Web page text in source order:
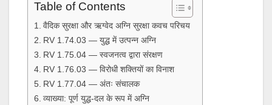
Table of Contents
वैदिक सुरक्षा और ऋग्वेद अग्नि सुरक्षा कवच परिचय
RV 1.74.03 — युद्ध में उत्पन्न अग्नि
RV 1.75.04 — स्वजनत्व द्वारा संरक्षण
RV 1.76.03 — विरोधी शक्तियों का विनाश
RV 1.77.04 — अंतः संचालक
व्याख्या: पूर्ण युद्ध-दल के रूप में अग्नि